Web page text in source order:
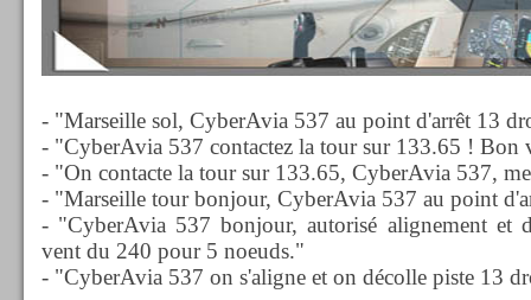
- "Marseille sol, CyberAvia 537 au point d'arrêt 13
- "CyberAvia 537 contactez la tour sur 133.65 ! Bon
- "On contacte la tour sur 133.65, CyberAvia 537,
- "Marseille tour bonjour, CyberAvia 537 au point
- "CyberAvia 537 bonjour, autorisé alignement et
vent du 240 pour 5 noeuds."
- "CyberAvia 537 on s'aligne et on décolle piste 13